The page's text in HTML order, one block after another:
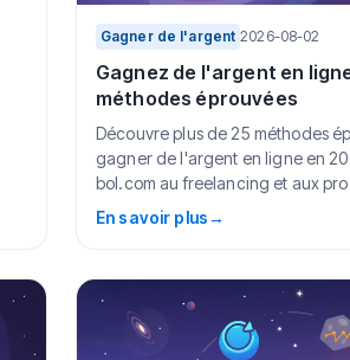
Gagner de l'argent 2026-08-02
Gagnez de l'argent en
méthodes éprouvées
Découvre plus de 25 méthodes
gagner de l'argent en ligne en
bol.com au freelancing et aux
En savoir plus→